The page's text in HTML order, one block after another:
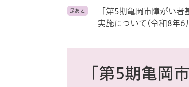
タ
足あと
「第5期亀岡市障がい
実施について(令和8年6
「第5期亀岡